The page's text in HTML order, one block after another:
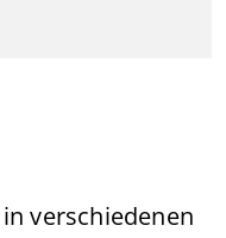
verschiedenen